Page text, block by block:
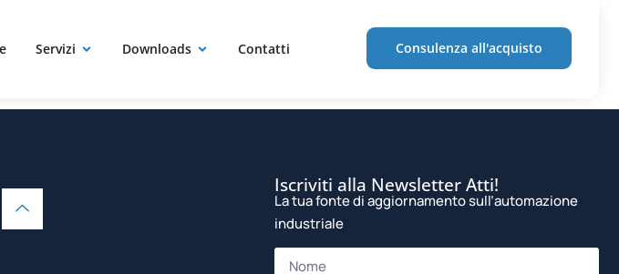
Servizi Downloads Contatti Consulenza all'acquisto
Transervo
Iscriviti alla Newsletter Atti!
La tua fonte di aggiornamento sull’automazione
industriale